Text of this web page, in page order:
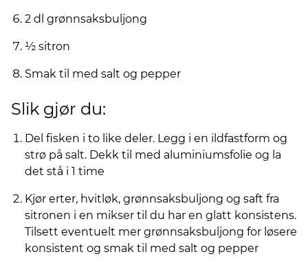
2 dl grønnsaksbuljong
½ sitron
Smak til med salt og pepper
Slik gjør du:
Del fisken i to like deler. Legg i en ildfastform og
strø på salt. Dekk til med aluminiumsfolie og la
det stå i 1 time
Kjør erter, hvitløk, grønnsaksbuljong og saft fra
sitronen i en mikser til du har en glatt konsistens.
Tilsett eventuelt mer grønnsaksbuljong for løsere
konsistent og smak til med salt og pepper